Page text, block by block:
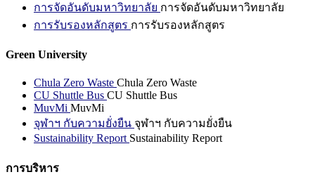
การจัดอันดับมหาวิทยาลัย การจัดอันดับมหาวิทยาลัย
การรับรองหลักสูตร การรับรองหลักสูตร
Green University
Chula Zero Waste Chula Zero Waste
CU Shuttle Bus CU Shuttle Bus
MuvMi MuvMi
จุฬาฯ กับความยั่งยืน จุฬาฯ กับความยั่งยืน
Sustainability Report Sustainability Report
การบริหาร